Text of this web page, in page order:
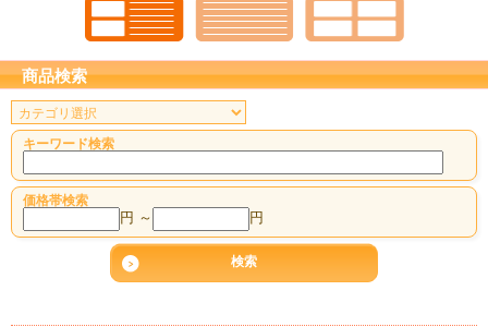
商品検索
キーワード検索
価格帯検索
円 ～ 円